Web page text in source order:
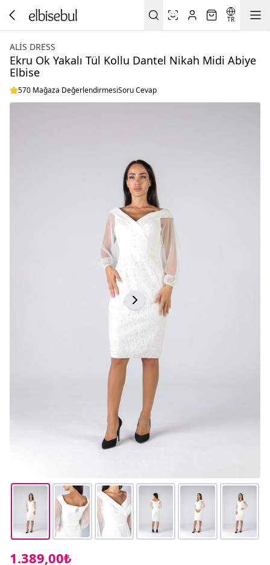
TR
ALİS DRESS
Ekru Ok Yakalı Tül Kollu Dantel Nikah Midi Abiye
Elbise
570 Mağaza DeğerlendirmesiSoru Cevap
1.389,00₺